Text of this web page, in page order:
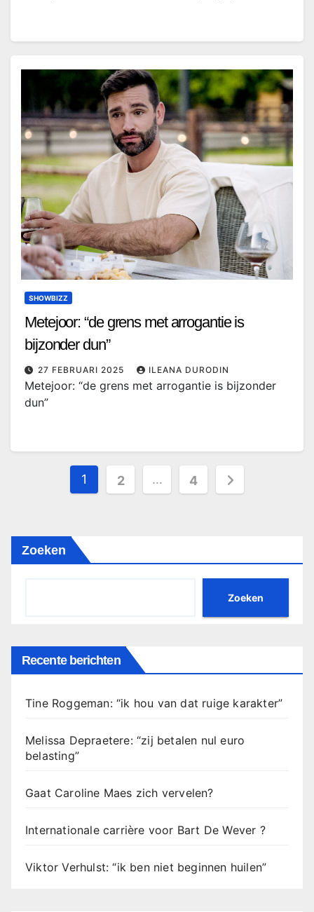
SHOWBIZZ
Metejoor: “de grens met arrogantie is
bijzonder dun”
27 FEBRUARI 2025 ILEANA DURODIN
Metejoor: “de grens met arrogantie is bijzonder
dun”
Berichten
1 2 … 4
Zoeken
Zoeken
Recente berichten
Tine Roggeman: “ik hou van dat ruige karakter”
Melissa Depraetere: “zij betalen nul euro
belasting”
Gaat Caroline Maes zich vervelen?
Internationale carrière voor Bart De Wever ?
Viktor Verhulst: “ik ben niet beginnen huilen”